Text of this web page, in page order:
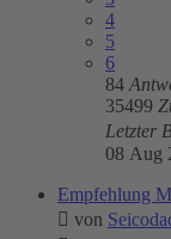
4
5
6
84
35499
Letzter
08 Aug
Empfehlung
von